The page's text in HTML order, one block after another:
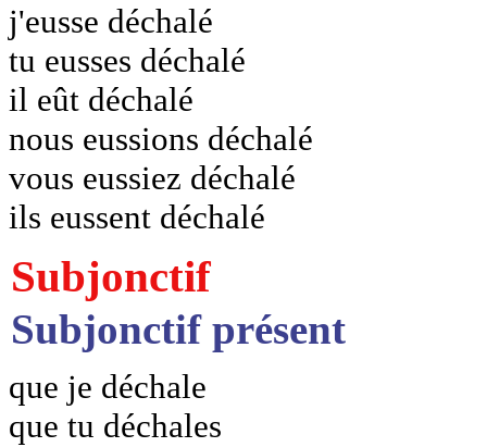
j'eusse déchalé
tu eusses déchalé
il eût déchalé
nous eussions déchalé
vous eussiez déchalé
ils eussent déchalé
Subjonctif
Subjonctif présent
que je déchale
que tu déchales